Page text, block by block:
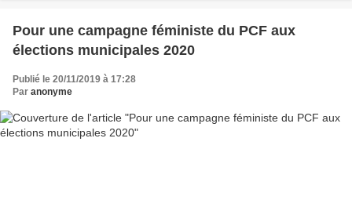
Pour une campagne féministe du PCF aux
élections municipales 2020
Publié le 20/11/2019 à 17:28
Par anonyme